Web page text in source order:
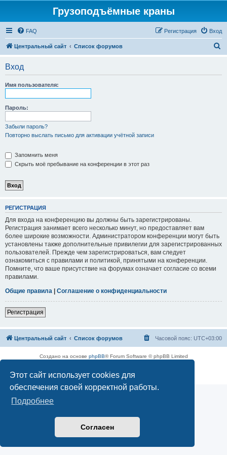
Этот сайт использует cookies для
обеспечения своей корректной работы.
Подробнее
Согласен
Грузоподъёмные краны
FAQ Вход
Регистрация
Центральный сайт Список форумов
Вход
Имя пользователя:
Пароль:
Забыли пароль?
Повторно выслать письмо для активации учётной записи
Запомнить меня
Скрыть моё пребывание на конференции в этот раз
РЕГИСТРАЦИЯ
Для входа на конференцию вы должны быть зарегистрированы.
Регистрация занимает всего несколько минут, но предоставляет вам
более широкие возможности. Администратором конференции могут быть
установлены также дополнительные привилегии для зарегистрированных
пользователей. Прежде чем зарегистрироваться, вам следует
ознакомиться с правилами и политикой, принятыми на конференции.
Помните, что ваше присутствие на форумах означает согласие со всеми
правилами.
Общие правила | Соглашение о конфиденциальности
Регистрация
Центральный сайт Список форумов Часовой пояс: UTC+03:00
Создано на основе phpBB® Forum Software © phpBB Limited
Конфиденциальность|Правила